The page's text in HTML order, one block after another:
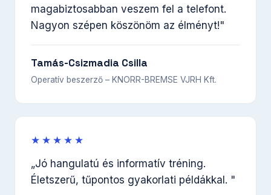
magabiztosabban veszem fel a telefont.
Nagyon szépen köszönöm az élményt!"
Tamás-Csizmadia Csilla
Operatív beszerző – KNORR-BREMSE VJRH Kft.
★★★★★
„Jó hangulatú és informatív tréning.
Életszerű, tűpontos gyakorlati példákkal. "